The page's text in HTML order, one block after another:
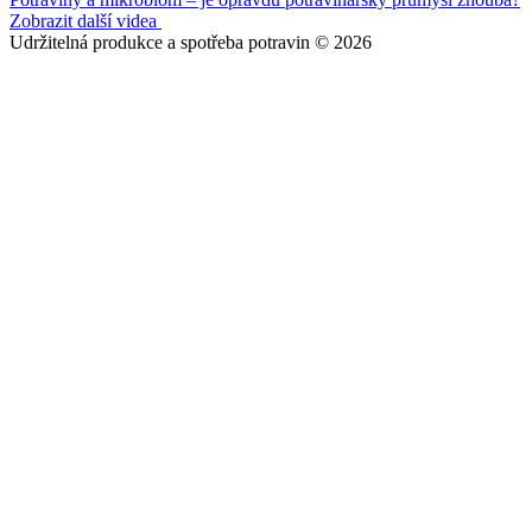
Zobrazit další videa
Udržitelná produkce a spotřeba potravin © 2026